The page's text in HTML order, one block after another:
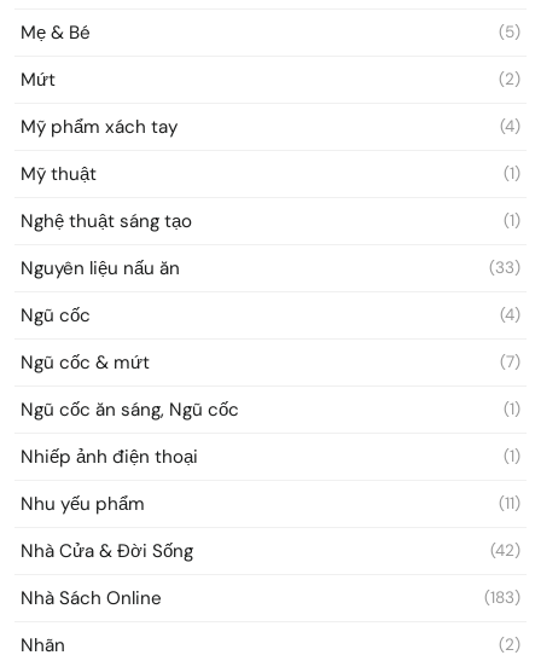
Mẹ & Bé (5)
Mứt (2)
Mỹ phẩm xách tay (4)
Mỹ thuật (1)
Nghệ thuật sáng tạo (1)
Nguyên liệu nấu ăn (33)
Ngũ cốc (4)
Ngũ cốc & mứt (7)
Ngũ cốc ăn sáng, Ngũ cốc (1)
Nhiếp ảnh điện thoại (1)
Nhu yếu phẩm (11)
Nhà Cửa & Đời Sống (42)
Nhà Sách Online (183)
Nhãn (2)